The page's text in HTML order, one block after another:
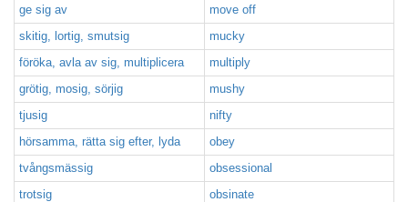
ge sig av
move off
skitig, lortig, smutsig
mucky
föröka, avla av sig, multiplicera
multiply
grötig, mosig, sörjig
mushy
tjusig
nifty
hörsamma, rätta sig efter, lyda
obey
tvångsmässig
obsessional
trotsig
obsinate